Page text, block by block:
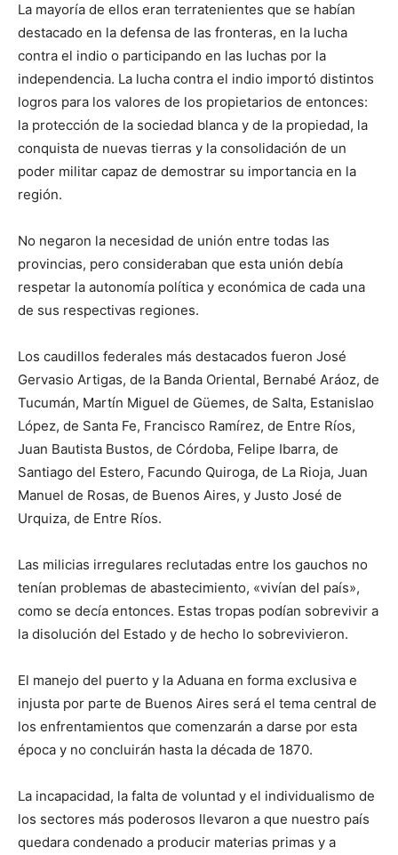
La mayoría de ellos eran terratenientes que se habían
destacado en la defensa de las fronteras, en la lucha
contra el indio o participando en las luchas por la
independencia. La lucha contra el indio importó distintos
logros para los valores de los propietarios de entonces:
la protección de la sociedad blanca y de la propiedad, la
conquista de nuevas tierras y la consolidación de un
poder militar capaz de demostrar su importancia en la
región.
No negaron la necesidad de unión entre todas las
provincias, pero consideraban que esta unión debía
respetar la autonomía política y económica de cada una
de sus respectivas regiones.
Los caudillos federales más destacados fueron José
Gervasio Artigas, de la Banda Oriental, Bernabé Aráoz, de
Tucumán, Martín Miguel de Güemes, de Salta, Estanislao
López, de Santa Fe, Francisco Ramírez, de Entre Ríos,
Juan Bautista Bustos, de Córdoba, Felipe Ibarra, de
Santiago del Estero, Facundo Quiroga, de La Rioja, Juan
Manuel de Rosas, de Buenos Aires, y Justo José de
Urquiza, de Entre Ríos.
Las milicias irregulares reclutadas entre los gauchos no
tenían problemas de abastecimiento, «vivían del país»,
como se decía entonces. Estas tropas podían sobrevivir a
la disolución del Estado y de hecho lo sobrevivieron.
El manejo del puerto y la Aduana en forma exclusiva e
injusta por parte de Buenos Aires será el tema central de
los enfrentamientos que comenzarán a darse por esta
época y no concluirán hasta la década de 1870.
La incapacidad, la falta de voluntad y el individualismo de
los sectores más poderosos llevaron a que nuestro país
quedara condenado a producir materias primas y a